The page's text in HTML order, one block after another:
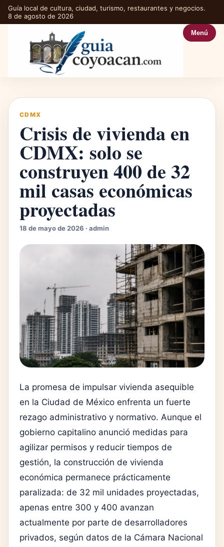
Guía local de cultura, ciudad, turismo, restaurantes y negocios.
8 de agosto de 2026
Menú
CDMX
Crisis de vivienda en
CDMX: solo se
construyen 400 de 32
mil casas económicas
proyectadas
18 de mayo de 2026 · admin
La promesa de impulsar vivienda asequible
en la Ciudad de México enfrenta un fuerte
rezago administrativo y normativo. Aunque el
gobierno capitalino anunció medidas para
agilizar permisos y reducir tiempos de
gestión, la construcción de vivienda
económica permanece prácticamente
paralizada: de 32 mil unidades proyectadas,
apenas entre 300 y 400 avanzan
actualmente por parte de desarrolladores
privados, según datos de la Cámara Nacional